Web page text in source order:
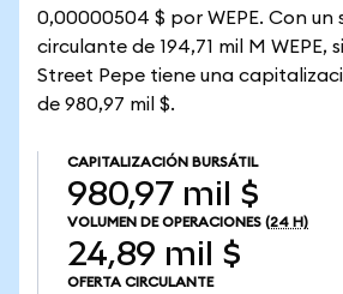
0,00000504 $ por WEPE. Con un
circulante de 194,71 mil M WEPE,
Street Pepe tiene una
de 980,97 mil $.
CAPITALIZACIÓN BURSÁTIL
980,97 mil $
VOLUMEN DE OPERACIONES (24 H)
24,89 mil $
OFERTA CIRCULANTE